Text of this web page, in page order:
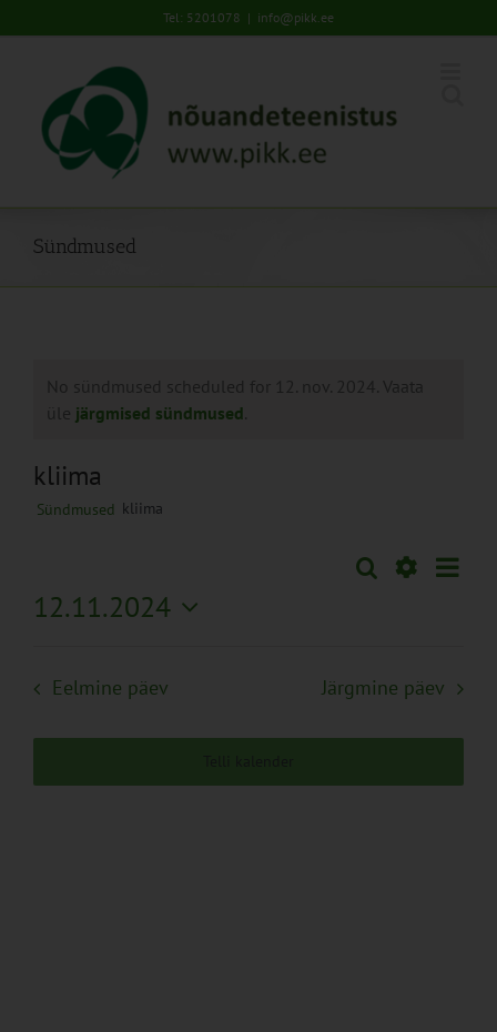
to
Tel: 5201078 | info@pikk.ee
Sündmused
No sündmused scheduled for 12. nov. 2024. Vaata
üle järgmised sündmused
kliima
Sündmused kliima
Sündmused
Navigation
Otsi Päev
12.11.2024
Eelmine päev Järgmine päev